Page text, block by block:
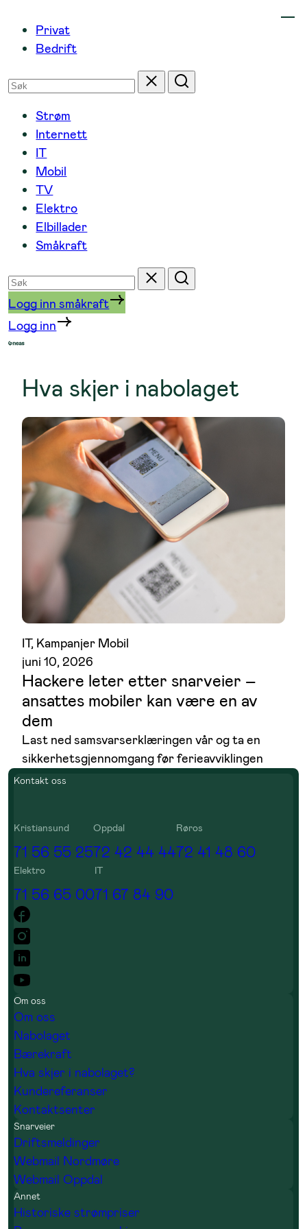
innhold
Privat
Bedrift
Søk
etter
Tilbakestill
Søk
Strøm
Internett
IT
Mobil
TV
Elektro
Elbillader
Småkraft
Søk
etter
Tilbakestill
Søk
Logg inn småkraft
Logg inn
Hva skjer i nabolaget
IT, Kampanjer Mobil
juni 10, 2026
Hackere leter etter snarveier –
ansattes mobiler kan være en av
dem
Last ned samsvarserklæringen vår og ta en
sikkerhetsgjennomgang før ferieavviklingen
Kontakt oss
Kristiansund
71 56 55 25
Oppdal
72 42 44 44
Røros
72 41 48 60
Elektro
71 56 65 00
IT
71 67 84 90
Om oss
Om oss
Nabolaget
Bærekraft
Hva skjer i nabolaget?
Kundereferanser
Kontaktsenter
Snarveier
Driftsmeldinger
Webmail Nordmøre
Webmail Oppdal
Annet
Historiske strømpriser